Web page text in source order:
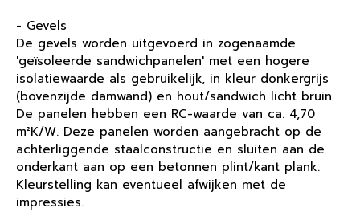
- Gevels
De gevels worden uitgevoerd in zogenaamde
'geïsoleerde sandwichpanelen' met een hogere
isolatiewaarde als gebruikelijk, in kleur donkergrijs
(bovenzijde damwand) en hout/sandwich licht bruin.
De panelen hebben een RC-waarde van ca. 4,70
m²K/W. Deze panelen worden aangebracht op de
achterliggende staalconstructie en sluiten aan de
onderkant aan op een betonnen plint/kant plank.
Kleurstelling kan eventueel afwijken met de
impressies.